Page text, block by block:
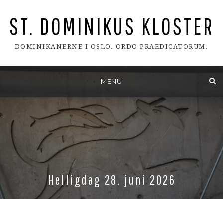
ST. DOMINIKUS KLOSTER
DOMINIKANERNE I OSLO. ORDO PRAEDICATORUM.
content
MENU
Helligdag 28. juni 2026